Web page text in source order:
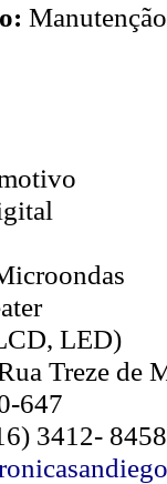
LED)
Treze de
647
3412- 8458